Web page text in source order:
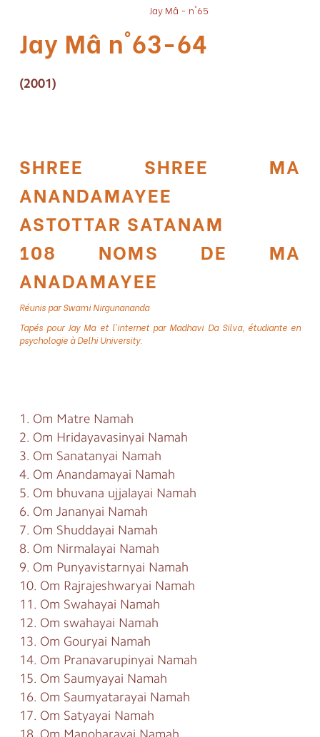
Jay Mâ - n°65
Jay Mâ n°63-64
(2001)
SHREE SHREE MA
ANANDAMAYEE
ASTOTTAR SATANAM
108 NOMS DE MA
ANADAMAYEE
Réunis par Swami Nirgunananda
Tapés pour Jay Ma et l’internet par Madhavi Da Silva, étudiante en
psychologie à Delhi University.
1. Om Matre Namah
2. Om Hridayavasinyai Namah
3. Om Sanatanyai Namah
4. Om Anandamayai Namah
5. Om bhuvana ujjalayai Namah
6. Om Jananyai Namah
7. Om Shuddayai Namah
8. Om Nirmalayai Namah
9. Om Punyavistarnyai Namah
10. Om Rajrajeshwaryai Namah
11. Om Swahayai Namah
12. Om swahayai Namah
13. Om Gouryai Namah
14. Om Pranavarupinyai Namah
15. Om Saumyayai Namah
16. Om Saumyatarayai Namah
17. Om Satyayai Namah